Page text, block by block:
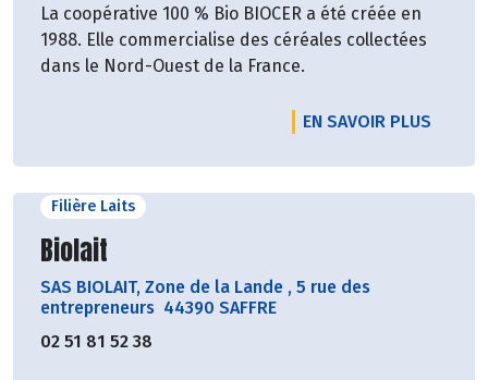
La coopérative 100 % Bio BIOCER a été créée en
1988. Elle commercialise des céréales collectées
dans le Nord-Ouest de la France.
EN SAVOIR PLUS
Filière Laits
Découvrir le producteur
Biolait
SAS BIOLAIT, Zone de la Lande , 5 rue des
entrepreneurs 44390 SAFFRE
02 51 81 52 38